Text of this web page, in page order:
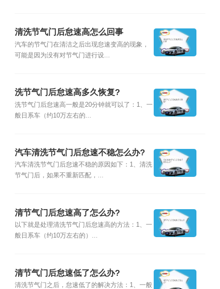
清洗节气门后怠速高怎么回事
汽车的节气门在清洁之后出现怠速变高的现象，
可能是因为没有对节气门进行设...
洗节气门后怠速高多久恢复?
洗节气门后怠速高一般是20分钟就可以了：1、一
般日系车（约10万左右的...
汽车清洗节气门后怠速不稳怎么办?
汽车清洗节气门后怠速不稳的原因如下：1、清洗
节气门后，如果不重新匹配，...
清节气门后怠速高了怎么办?
以下就是处理清洗节气门后怠速高的方法：1、一
般日系车（约10万左右的）...
清节气门后怠速低了怎么办?
清洗节气门之后，怠速低了的解决方法：1、一般